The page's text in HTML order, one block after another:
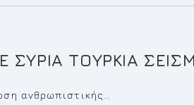
ΤΟΥΡΚΙΑ
ανθρωπιστικής…